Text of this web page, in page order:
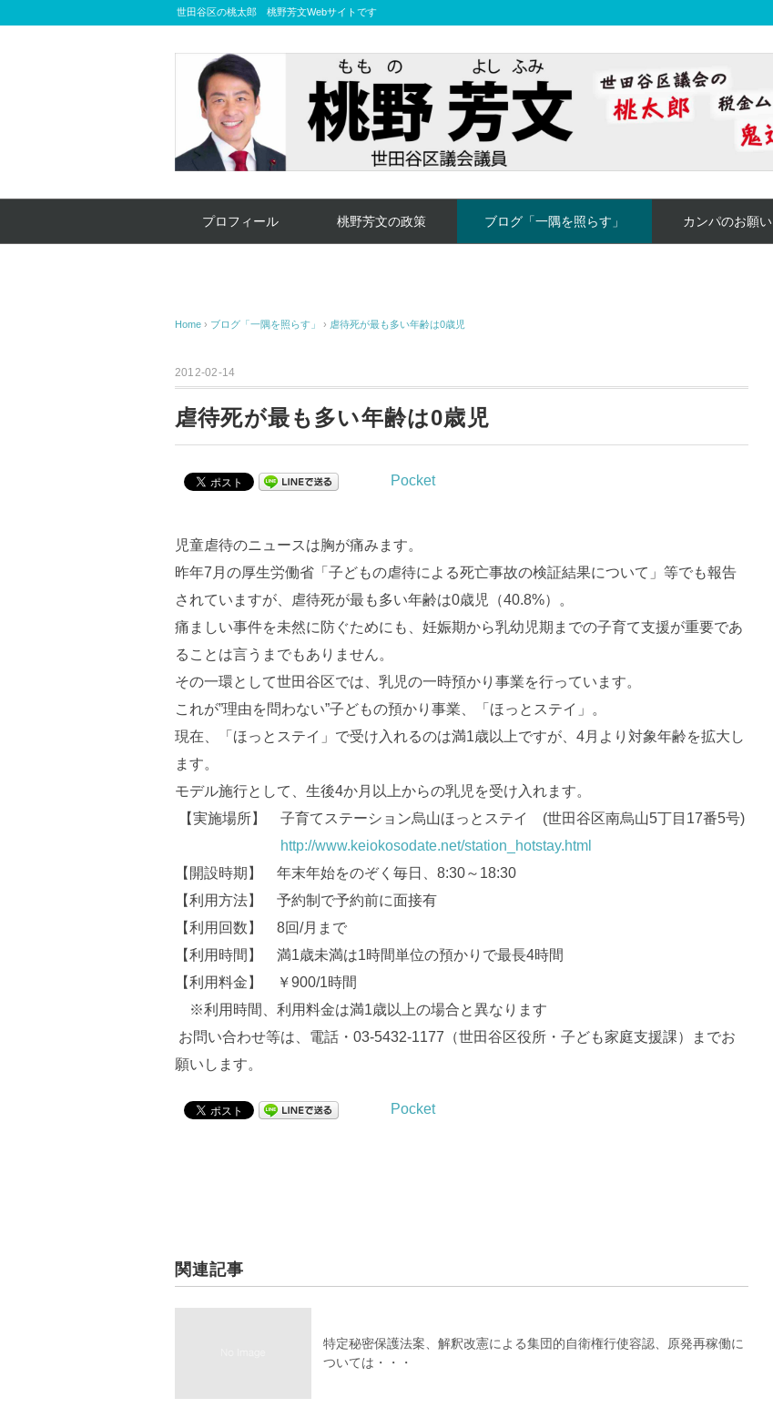
世田谷区の桃太郎 桃野芳文Webサイトです
プロフィール 桃野芳文の政策 ブログ「一隅を照らす」 カンパのお願い
Home › ブログ「一隅を照らす」 › 虐待死が最も多い年齢は0歳児
2012-02-14
虐待死が最も多い年齢は0歳児
Pocket
児童虐待のニュースは胸が痛みます。
昨年7月の厚生労働省「子どもの虐待による死亡事故の検証結果について」等でも報告
されていますが、虐待死が最も多い年齢は0歳児（40.8%）。
痛ましい事件を未然に防ぐためにも、妊娠期から乳幼児期までの子育て支援が重要であ
ることは言うまでもありません。
その一環として世田谷区では、乳児の一時預かり事業を行っています。
これが”理由を問わない”子どもの預かり事業、「ほっとステイ」。
現在、「ほっとステイ」で受け入れるのは満1歳以上ですが、4月より対象年齢を拡大し
ます。
モデル施行として、生後4か月以上からの乳児を受け入れます。
【実施場所】 子育てステーション烏山ほっとステイ (世田谷区南烏山5丁目17番5号)
http://www.keiokosodate.net/station_hotstay.html
【開設時期】 年末年始をのぞく毎日、8:30～18:30
【利用方法】 予約制で予約前に面接有
【利用回数】 8回/月まで
【利用時間】 満1歳未満は1時間単位の預かりで最長4時間
【利用料金】 ￥900/1時間
※利用時間、利用料金は満1歳以上の場合と異なります
お問い合わせ等は、電話・03-5432-1177（世田谷区役所・子ども家庭支援課）までお
願いします。
Pocket
関連記事
特定秘密保護法案、解釈改憲による集団的自衛権行使容認、原発再稼働に
ついては・・・